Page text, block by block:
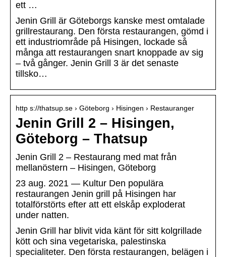
ett …
Jenin Grill är Göteborgs kanske mest omtalade
grillrestaurang. Den första restaurangen, gömd i
ett industriområde på Hisingen, lockade så
många att restaurangen snart knoppade av sig
– två gånger. Jenin Grill 3 är det senaste
tillsko…
http s://thatsup.se › Göteborg › Hisingen › Restauranger
Jenin Grill 2 – Hisingen,
Göteborg – Thatsup
Jenin Grill 2 – Restaurang med mat från
mellanöstern – Hisingen, Göteborg
23 aug. 2021 — Kultur Den populära
restaurangen Jenin grill på Hisingen har
totalförstörts efter att ett elskåp exploderat
under natten.
Jenin Grill har blivit vida känt för sitt kolgrillade
kött och sina vegetariska, palestinska
specialiteter. Den första restaurangen, belägen i